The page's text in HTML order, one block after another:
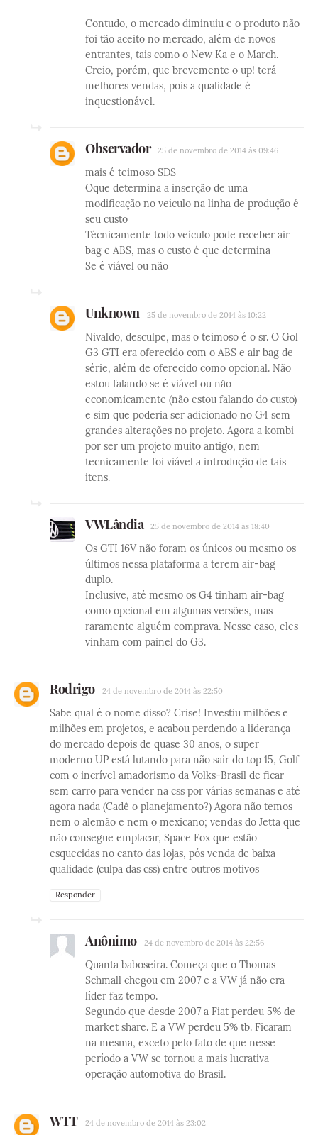
Contudo, o mercado diminuiu e o produto não
foi tão aceito no mercado, além de novos
entrantes, tais como o New Ka e o March.
Creio, porém, que brevemente o up! terá
melhores vendas, pois a qualidade é
inquestionável.
Observador 25 de novembro de 2014 às 09:46
mais é teimoso SDS
Oque determina a inserção de uma
modificação no veículo na linha de produção é
seu custo
Técnicamente todo veículo pode receber air
bag e ABS, mas o custo é que determina
Se é viável ou não
Unknown 25 de novembro de 2014 às 10:22
Nivaldo, desculpe, mas o teimoso é o sr. O Gol
G3 GTI era oferecido com o ABS e air bag de
série, além de oferecido como opcional. Não
estou falando se é viável ou nâo
economicamente (não estou falando do custo)
e sim que poderia ser adicionado no G4 sem
grandes alterações no projeto. Agora a kombi
por ser um projeto muito antigo, nem
tecnicamente foi viável a introdução de tais
itens.
VWLândia 25 de novembro de 2014 às 18:40
Os GTI 16V não foram os únicos ou mesmo os
últimos nessa plataforma a terem air-bag
duplo.
Inclusive, até mesmo os G4 tinham air-bag
como opcional em algumas versões, mas
raramente alguém comprava. Nesse caso, eles
vinham com painel do G3.
Rodrigo 24 de novembro de 2014 às 22:50
Sabe qual é o nome disso? Crise! Investiu milhões e
milhões em projetos, e acabou perdendo a liderança
do mercado depois de quase 30 anos, o super
moderno UP está lutando para não sair do top 15, Golf
com o incrível amadorismo da Volks-Brasil de ficar
sem carro para vender na css por várias semanas e até
agora nada (Cadê o planejamento?) Agora não temos
nem o alemão e nem o mexicano; vendas do Jetta que
não consegue emplacar, Space Fox que estão
esquecidas no canto das lojas, pós venda de baixa
qualidade (culpa das css) entre outros motivos
Responder
Anônimo 24 de novembro de 2014 às 22:56
Quanta baboseira. Começa que o Thomas
Schmall chegou em 2007 e a VW já não era
líder faz tempo.
Segundo que desde 2007 a Fiat perdeu 5% de
market share. E a VW perdeu 5% tb. Ficaram
na mesma, exceto pelo fato de que nesse
período a VW se tornou a mais lucrativa
operação automotiva do Brasil.
WTT 24 de novembro de 2014 às 23:02